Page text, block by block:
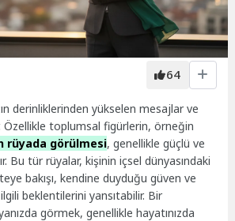
64
derinliklerinden yükselen mesajlar ve
Özellikle toplumsal figürlerin, örneğin
rüyada görülmesi, genellikle güçlü ve
Bu tür rüyalar, kişinin içsel dünyasındaki
bakışı, kendine duyduğu güven ve
beklentilerini yansıtabilir. Bir
görmek, genellikle hayatınızda